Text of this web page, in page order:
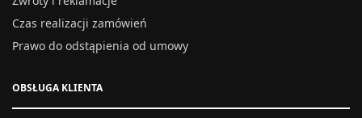
Czas realizacji zamówień
Prawo do odstąpienia od umowy
OBSŁUGA KLIENTA